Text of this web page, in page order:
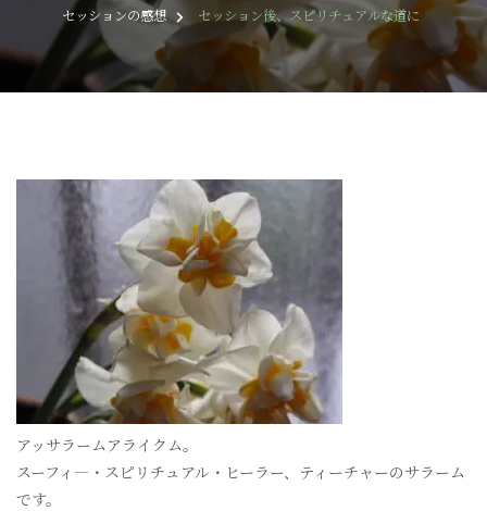
セッションの感想
セッション後、スピリチュアルな道に
アッサラームアライクム。
スーフィ―・スピリチュアル・ヒーラー、ティーチャーのサラーム
です。